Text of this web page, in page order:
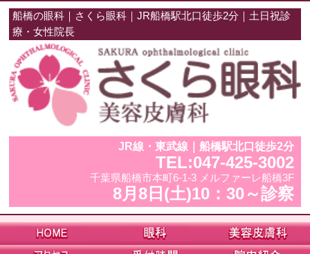
船橋の眼科｜さくら眼科｜JR船橋駅北口徒歩2分｜土日祝診
療・女性院長
JR線・東武線｜船橋駅北口徒歩2分
TEL:047-425-3002
千葉県船橋市本町6-1-3 メルファーレ船橋3F
8月8日(土)10：30～診察